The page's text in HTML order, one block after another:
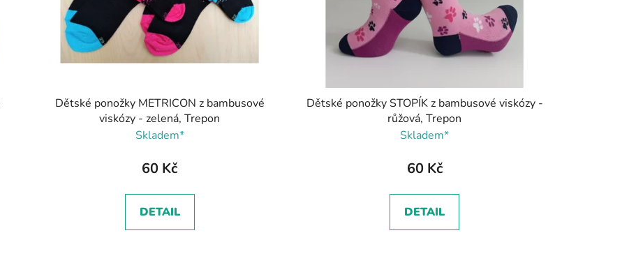
Dětské ponožky METRICON z bambusové
viskózy - zelená, Trepon
Skladem*
60 Kč
DETAIL
Dětské ponožky STOPÍK z bambusové viskózy -
růžová, Trepon
Skladem*
60 Kč
DETAIL